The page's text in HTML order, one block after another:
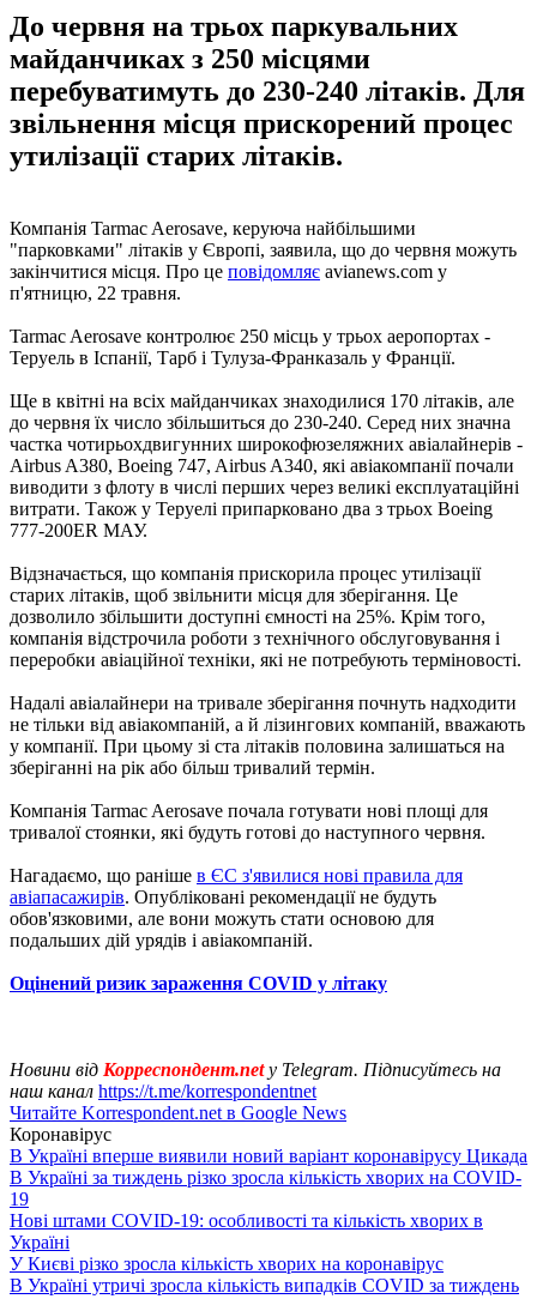
До червня на трьох паркувальних
майданчиках з 250 місцями
перебуватимуть до 230-240 літаків. Для
звільнення місця прискорений процес
утилізації старих літаків.
Компанія Tarmac Aerosave, керуюча найбільшими
"парковками" літаків у Європі, заявила, що до червня можуть
закінчитися місця. Про це повідомляє avianews.com у
п'ятницю, 22 травня.
Tarmac Aerosave контролює 250 місць у трьох аеропортах -
Теруель в Іспанії, Тарб і Тулуза-Франказаль у Франції.
Ще в квітні на всіх майданчиках знаходилися 170 літаків, але
до червня їх число збільшиться до 230-240. Серед них значна
частка чотирьохдвигунних широкофюзеляжних авіалайнерів -
Airbus A380, Boeing 747, Airbus A340, які авіакомпанії почали
виводити з флоту в числі перших через великі експлуатаційні
витрати. Також у Теруелі припарковано два з трьох Boeing
777-200ER МАУ.
Відзначається, що компанія прискорила процес утилізації
старих літаків, щоб звільнити місця для зберігання. Це
дозволило збільшити доступні ємності на 25%. Крім того,
компанія відстрочила роботи з технічного обслуговування і
переробки авіаційної техніки, які не потребують терміновості.
Надалі авіалайнери на тривале зберігання почнуть надходити
не тільки від авіакомпаній, а й лізингових компаній, вважають
у компанії. При цьому зі ста літаків половина залишаться на
зберіганні на рік або більш тривалий термін.
Компанія Tarmac Aerosave почала готувати нові площі для
тривалої стоянки, які будуть готові до наступного червня.
Нагадаємо, що раніше в ЄС з'явилися нові правила для
авіапасажирів. Опубліковані рекомендації не будуть
обов'язковими, але вони можуть стати основою для
подальших дій урядів і авіакомпаній.
Оцінений ризик зараження COVID у літаку
Новини від Корреспондент.net у Telegram. Підписуйтесь на
наш канал https://t.me/korrespondentnet
Читайте Korrespondent.net в Google News
Коронавірус
В Україні вперше виявили новий варіант коронавірусу Цикада
В Україні за тиждень різко зросла кількість хворих на COVID-
19
Нові штами COVID-19: особливості та кількість хворих в
Україні
У Києві різко зросла кількість хворих на коронавірус
В Україні утричі зросла кількість випадків COVID за тиждень